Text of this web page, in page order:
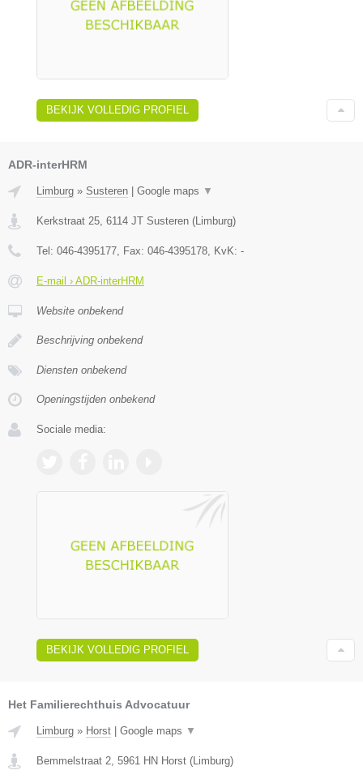
BEKIJK VOLLEDIG PROFIEL
ADR-interHRM
Limburg » Susteren | Google maps ▼
Kerkstraat 25 6114 JT Susteren (Limburg)
Tel: 046-4395177 , Fax: 046-4395178 , KvK: -
E-mail › ADR-interHRM
Website onbekend
Beschrijving onbekend
Diensten onbekend
Openingstijden onbekend
Sociale media:
BEKIJK VOLLEDIG PROFIEL
Het Familierechthuis Advocatuur
Limburg » Horst Google maps ▼
Bemmelstraat 2, 5961 HN Horst (Limburg)